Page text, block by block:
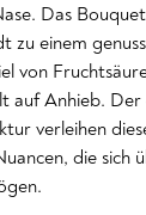
Das
zu einem
von
auf Anhieb.
verleihen
die sich